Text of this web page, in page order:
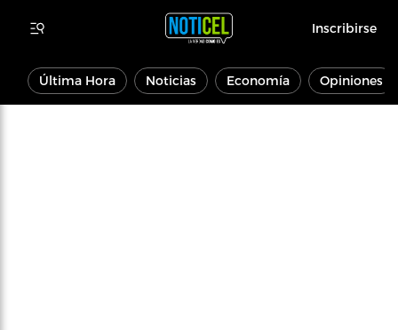
Inscribirse
Última Hora Noticias Economía Opiniones